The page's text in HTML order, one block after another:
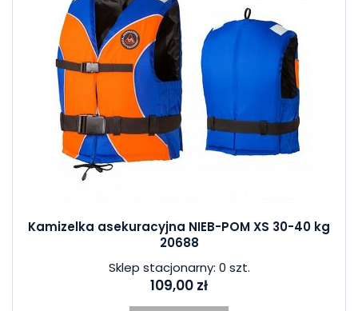
Kamizelka asekuracyjna NIEB-POM XS 30-40 kg
20688
Sklep stacjonarny: 0 szt.
109,00 zł